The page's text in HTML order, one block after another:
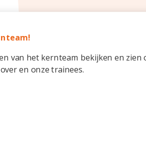
van het kernteam bekijken en zien
en onze trainees.